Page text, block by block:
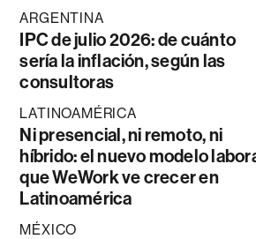
ARGENTINA
IPC de julio 2026: de cuánto
sería la inflación, según las
consultoras
LATINOAMÉRICA
Ni presencial, ni remoto, ni
híbrido: el nuevo modelo
que WeWork ve crecer en
Latinoamérica
MÉXICO